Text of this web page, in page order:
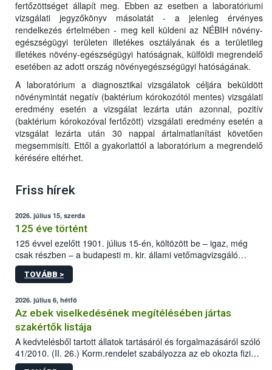
fertőzöttséget állapít meg. Ebben az esetben a laboratóriumi
vizsgálati jegyzőkönyv másolatát - a jelenleg érvényes
rendelkezés értelmében - meg kell küldeni az NÉBIH növény-
egészségügyi területen illetékes osztályának és a területileg
illetékes növény-egészségügyi hatóságnak, külföldi megrendelő
esetében az adott ország növényegészségügyi hatóságának.
A laboratórium a diagnosztikai vizsgálatok céljára beküldött
növénymintát negatív (baktérium kórokozótól mentes) vizsgálati
eredmény esetén a vizsgálat lezárta után azonnal, pozitív
(baktérium kórokozóval fertőzött) vizsgálati eredmény esetén a
vizsgálat lezárta után 30 nappal ártalmatlanítást követően
megsemmisíti. Ettől a gyakorlattól a laboratórium a megrendelő
kérésére eltérhet.
Friss hírek
2026. július 15, szerda
125 éve történt
125 évvel ezelőtt 1901. július 15-én, költözött be – igaz, még
csak részben – a budapesti m. kir. állami vetőmagvizsgáló
állomás a Kis Rókus utca 15. szám alatti, Czigler Győző által
tervezett új épületébe.
TOVÁBB >
2026. július 6, hétfő
Az ebek viselkedésének megítélésében jártas
szakértők listája
A kedvtelésből tartott állatok tartásáról és forgalmazásáról szóló
41/2010. (II. 26.) Korm.rendelet szabályozza az eb okozta fizikai
sérülés, illetve ennek veszélye keletkezésekor felmerülő